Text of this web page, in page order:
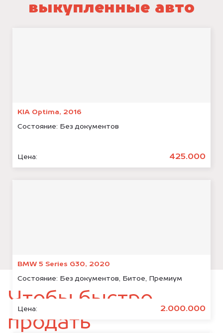
выкупленные авто
KIA Optima, 2016
Состояние: Без документов
Цена: 425.000
BMW 5 Series G30, 2020
Состояние: Без документов, Битое, Премиум
Цена: 2.000.000
Чтобы быстро
продать